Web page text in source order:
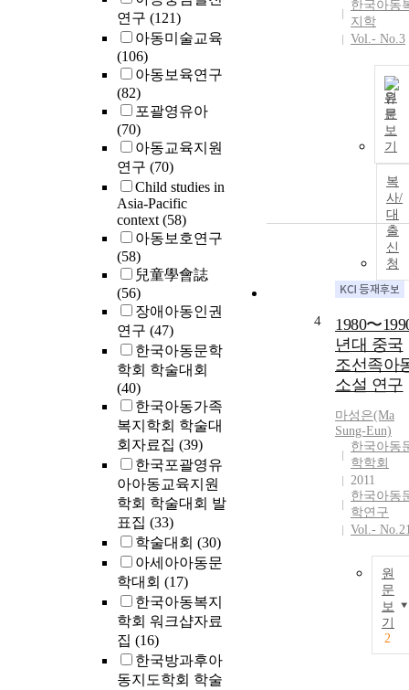
연구 (121)
아동미술교육
(106)
아동보육연구
(82)
포괄영유아
(70)
아동교육지원
연구 (70)
Child studies in
Asia-Pacific
context(58)
아동보호연구
(58)
兒童學會誌
(56)
장애아동인권
연구 (47)
한국아동문학
학회 학술대회
(40)
한국아동가족
복지학회 학술대
회자료집 (39)
한국포괄영유
아아동교육지원
학회 학술대회 발
표집 (33)
학술대회 (30)
아세아아동문
학대회 (17)
한국아동복지
학회 워크샵자료
집 (16)
한국방과후아
동지도학회 학술
한국아동
지학
Vol.- No.3
원
문
보
기
복
사/
대
출
신
청
4
1980〜
년대 중국
조선족아
소설 연구
마성은(Ma
Sung-Eun)
한국아동
학학회
2011
한국아동
학연구
Vol.-
원
문
보
기
2